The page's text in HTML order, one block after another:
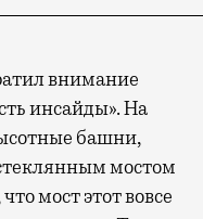
внимание
инсайды». На
башни,
мостом
мост этот вовсе